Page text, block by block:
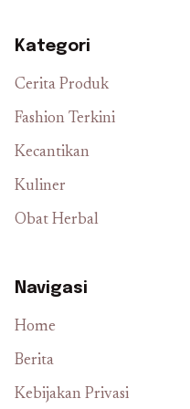
Kategori
Cerita Produk
Fashion Terkini
Kecantikan
Kuliner
Obat Herbal
Navigasi
Home
Berita
Kebijakan Privasi